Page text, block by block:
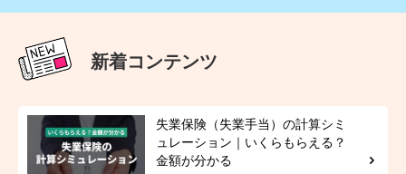
新着コンテンツ